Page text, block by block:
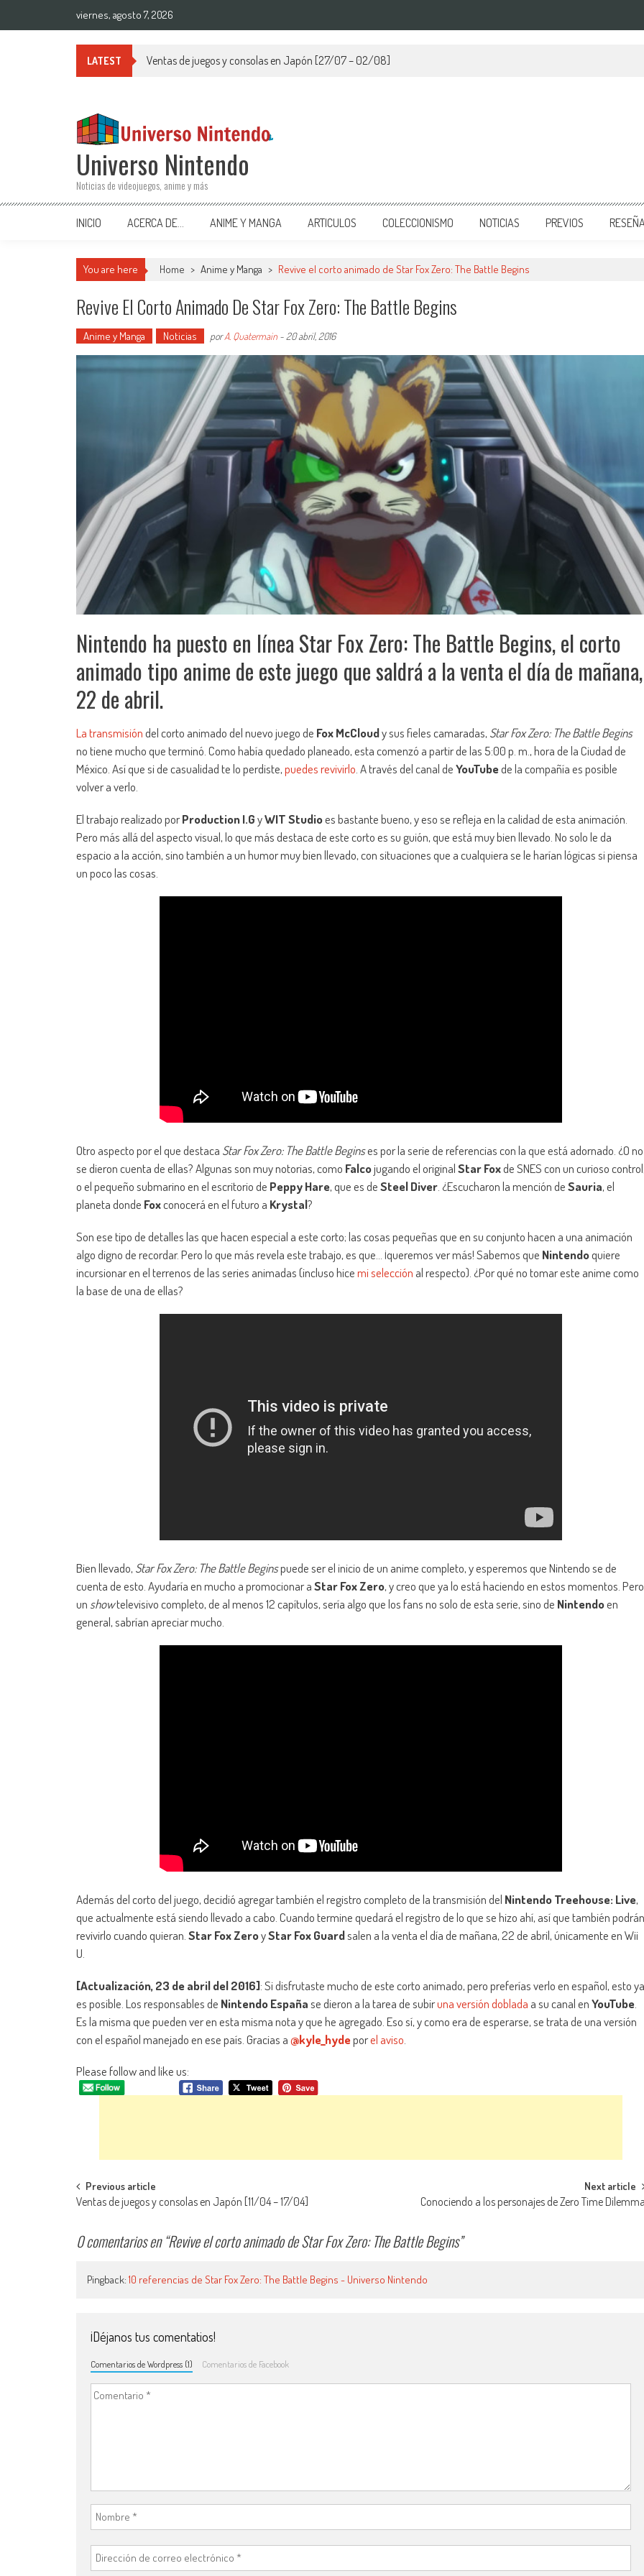
viernes, agosto 7, 2026
LATEST Ventas de juegos y consolas en Japón [27/07 – 02/08]
Universo Nintendo
Noticias de videojuegos, anime y más
INICIO ACERCA DE… ANIME Y MANGA ARTICULOS COLECCIONISMO NOTICIAS PREVIOS
You are here Home > Anime y Manga > Revive el corto animado de Star Fox Zero: The Battle Begins
Revive El Corto Animado De Star Fox Zero: The Battle Begins
Anime y Manga Noticias porA. Quatermain - 20 abril, 2016
Nintendo ha puesto en línea Star Fox Zero: The Battle Begins, el corto
animado tipo anime de este juego que saldrá a la venta el día de mañana,
22 de abril.
La transmisióndel corto animado del nuevo juego de Fox McCloudy sus fieles camaradas, Star Fox Zero: The Battle Begins
no tiene mucho que terminó. Como había quedado planeado, esta comenzó a partir de las 5:00 p. m., hora de la Ciudad de
México. Así que si de casualidad te lo perdiste,puedes revivirlo. A través del canal deYouTubede la compañía es posible
volver a verlo.
El trabajo realizado porProduction I.GyWIT Studioes bastante bueno, y eso se refleja en la calidad de esta animación.
Pero más allá del aspecto visual, lo que más destaca de este corto es su guión, que está muy bien llevado. No solo le da
espacio a la acción, sino también a un humor muy bien llevado, con situaciones que a cualquiera se le harían lógicas si piensa
un poco las cosas.
Otro aspecto por el que destaca Star Fox Zero: The Battle Beginses por la serie de referencias con la que está adornado. ¿O no
se dieron cuenta de ellas? Algunas son muy notorias, como Falcojugando el originalStar Foxde SNES con un curioso
o el pequeño submarino en el escritorio de Peppy Hare, que es deSteel Diver. ¿Escucharon la mención deSauria, el
planeta donde Foxconocerá en el futuro a Krystal?
Son ese tipo de detalles las que hacen especial a este corto; las cosas pequeñas que en su conjunto hacen a una animación
algo digno de recordar. Pero lo que más revela este trabajo, es que… ¡queremos ver más! Sabemos que Nintendoquiere
incursionar en el terrenos de las series animadas (incluso hicemi selección al respecto). ¿Por qué no tomar este anime como
la base de una de ellas?
Bien llevado, Star Fox Zero: The Battle Beginspuede ser el inicio de un anime completo, y esperemos que Nintendo se de
cuenta de esto. Ayudaría en mucho a promocionar aStar Fox Zero, y creo que ya lo está haciendo en estos momentos. Pero
un showtelevisivo completo, de al menos 12 capítulos, sería algo que los fans no solo de esta serie, sino de Nintendoen
general, sabrían apreciar mucho.
Además del corto del juego, decidió agregar también el registro completo de la transmisión del Nintendo Treehouse: Live,
que actualmente está siendo llevado a cabo. Cuando termine quedará el registro de lo que se hizo ahí, así que también podrán
revivirlo cuando quieran.Star Fox ZeroyStar Fox Guardsalen a la venta el día de mañana, 22 de abril, únicamente en Wii
U.
[Actualización, 23 de abril del 2016]: Si disfrutaste mucho de este corto animado, pero preferías verlo en español, esto ya
es posible. Los responsables de Nintendo Españase dieron a la tarea de subiruna versión doblada a su canal enYouTube.
Es la misma que pueden ver en esta misma nota y que he agregado. Eso sí, y como era de esperarse, se trata de una versión
con el español manejado en ese país. Gracias a@kyle_hydeporel aviso.
Please follow and like us:
Navegación de entradas
Previous article
Ventas de juegos y consolas en Japón [11/04 – 17/04]
Next article
Conociendo a los personajes de Zero Time
0 comentarios en “Revive el corto animado de Star Fox Zero: The Battle Begins”
Pingback:10 referencias de Star Fox Zero: The Battle Begins - Universo Nintendo
¡Déjanos tus comentatios!
Comentarios de Wordpress (1) Comentarios de Facebook